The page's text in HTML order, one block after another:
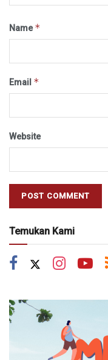
Name*
Email *
Website
Temukan Kami